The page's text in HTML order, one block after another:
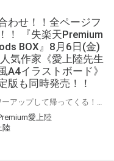
わせ！！全ページフ
！ 『失楽天Premium
BOX』8月6日(金)
気作家《愛上陸先生
A4イラストボード》
版も同時発売！！
愛上陸
陸